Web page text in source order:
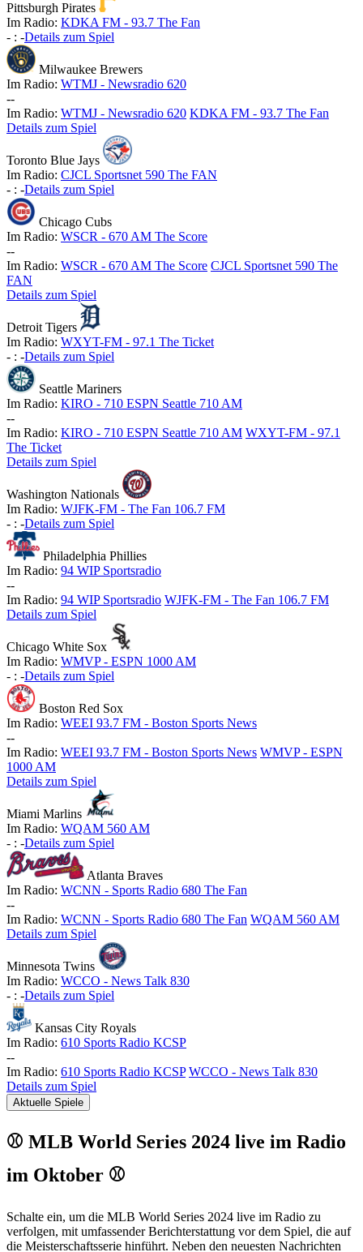
Pittsburgh Pirates
Im Radio: KDKA FM - 93.7 The Fan
- : -Details zum Spiel
Milwaukee Brewers
Im Radio: WTMJ - Newsradio 620
--
Im Radio: WTMJ - Newsradio 620 KDKA FM - 93.7 The Fan
Details zum Spiel
Toronto Blue Jays
Im Radio: CJCL Sportsnet 590 The FAN
- : -Details zum Spiel
Chicago Cubs
Im Radio: WSCR - 670 AM The Score
--
Im Radio: WSCR - 670 AM The Score CJCL Sportsnet 590 The
FAN
Details zum Spiel
Detroit Tigers
Im Radio: WXYT-FM - 97.1 The Ticket
- : -Details zum Spiel
Seattle Mariners
Im Radio: KIRO - 710 ESPN Seattle 710 AM
--
Im Radio: KIRO - 710 ESPN Seattle 710 AM WXYT-FM - 97.1
The Ticket
Details zum Spiel
Washington Nationals
Im Radio: WJFK-FM - The Fan 106.7 FM
- : -Details zum Spiel
Philadelphia Phillies
Im Radio: 94 WIP Sportsradio
--
Im Radio: 94 WIP Sportsradio WJFK-FM - The Fan 106.7 FM
Details zum Spiel
Chicago White Sox
Im Radio: WMVP - ESPN 1000 AM
- : -Details zum Spiel
Boston Red Sox
Im Radio: WEEI 93.7 FM - Boston Sports News
--
Im Radio: WEEI 93.7 FM - Boston Sports News WMVP - ESPN
1000 AM
Details zum Spiel
Miami Marlins
Im Radio: WQAM 560 AM
- : -Details zum Spiel
Atlanta Braves
Im Radio: WCNN - Sports Radio 680 The Fan
--
Im Radio: WCNN - Sports Radio 680 The Fan WQAM 560 AM
Details zum Spiel
Minnesota Twins
Im Radio: WCCO - News Talk 830
- : -Details zum Spiel
Kansas City Royals
Im Radio: 610 Sports Radio KCSP
--
Im Radio: 610 Sports Radio KCSP WCCO - News Talk 830
Details zum Spiel
Aktuelle Spiele
⚾ MLB World Series 2024 live im Radio
im Oktober ⚾
Schalte ein, um die MLB World Series 2024 live im Radio zu
verfolgen, mit umfassender Berichterstattung vor dem Spiel, die auf
die Meisterschaftsserie hinführt. Neben den neuesten Nachrichten